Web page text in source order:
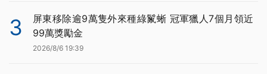
3
屏東移除逾9萬隻外來種綠鬣蜥 冠軍獵人7個月領近
99萬獎勵金
2026/8/6 19:39